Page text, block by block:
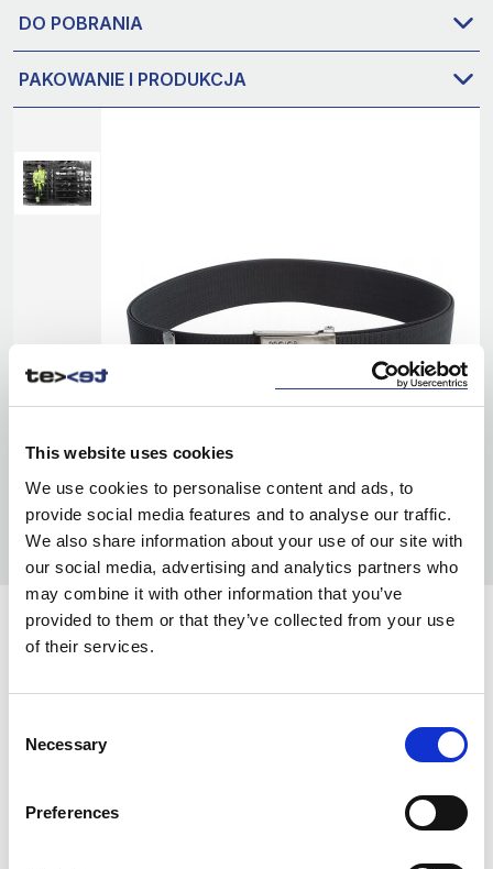
This website uses cookies
We use cookies to personalise content and ads, to
provide social media features and to analyse our traffic.
We also share information about your use of our site with
our social media, advertising and analytics partners who
may combine it with other information that you’ve
provided to them or that they’ve collected from your use
of their services.
Selection
Necessary
Preferences
DO POBRANIA
PAKOWANIE I PRODUKCJA
KOLORY:
INFO:
od ręki. Mag. Centralny — stan magazynu centralnego
dostawcy, dłuższy termin realizacji. Podane ilości mają